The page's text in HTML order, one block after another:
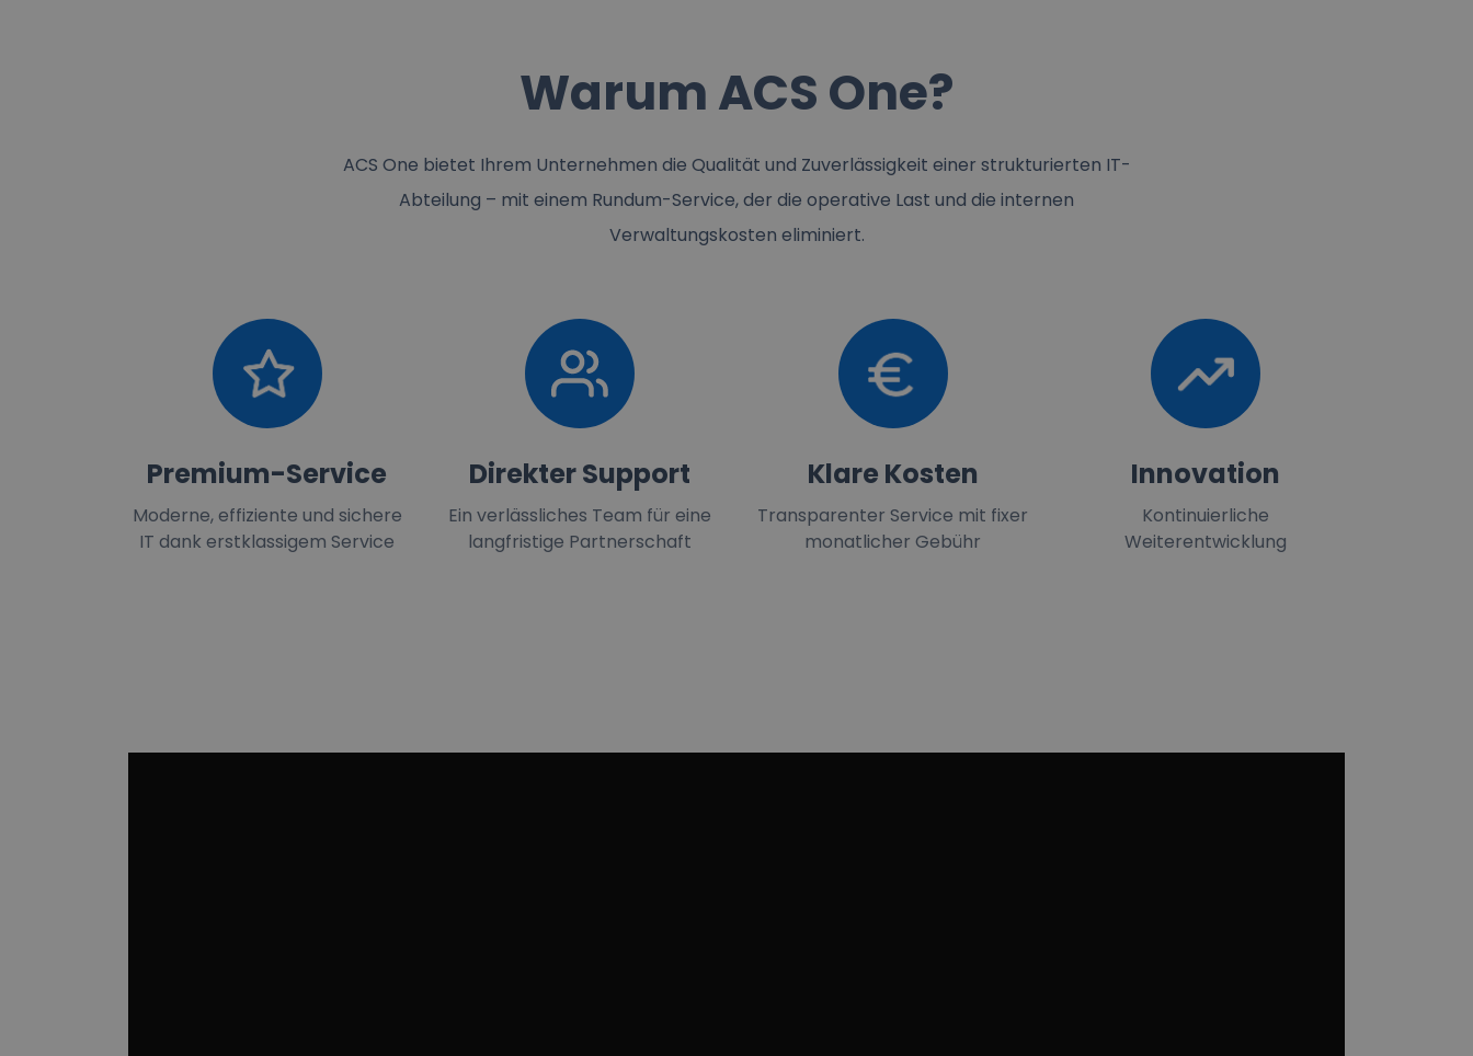
Warum ACS One?
ACS One bietet Ihrem Unternehmen die Qualität und Zuverlässigkeit einer strukturierten IT-
Abteilung – mit einem Rundum-Service, der die operative Last und die internen
Verwaltungskosten eliminiert.
Premium-Service
Moderne, effiziente und sichere
IT dank erstklassigem Service
Direkter Support
Ein verlässliches Team für eine
langfristige Partnerschaft
Klare Kosten
Transparenter Service mit fixer
monatlicher Gebühr
Innovation
Kontinuierliche
Weiterentwicklung